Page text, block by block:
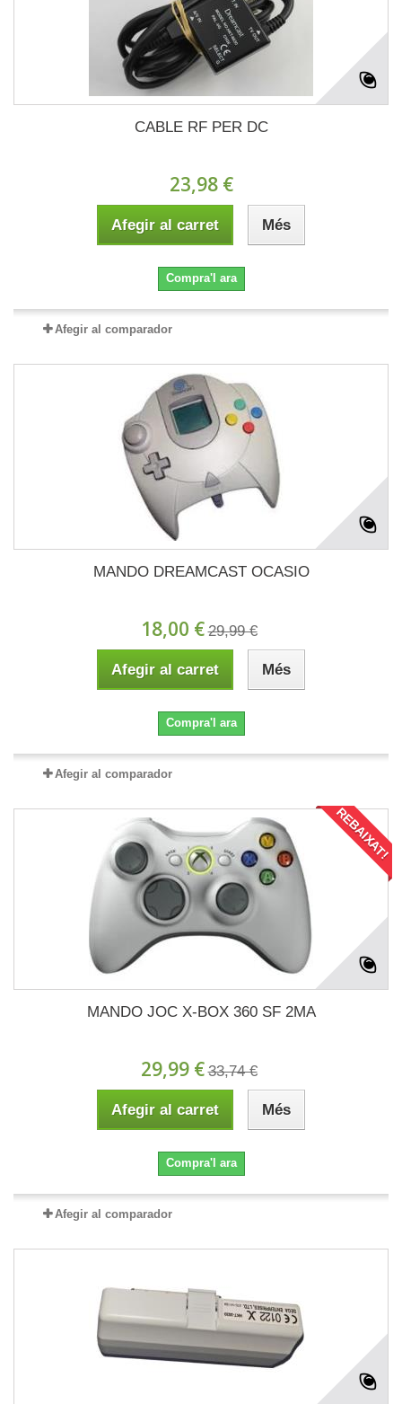
CABLE RF PER DC
23,98 €
Afegir al carret Més
Compra'l ara
Afegir al comparador
MANDO DREAMCAST OCASIO
18,00 € 29,99 €
Afegir al carret Més
Compra'l ara
Afegir al comparador
REBAIXAT!
MANDO JOC X-BOX 360 SF 2MA
29,99 € 33,74 €
Afegir al carret Més
Compra'l ara
Afegir al comparador